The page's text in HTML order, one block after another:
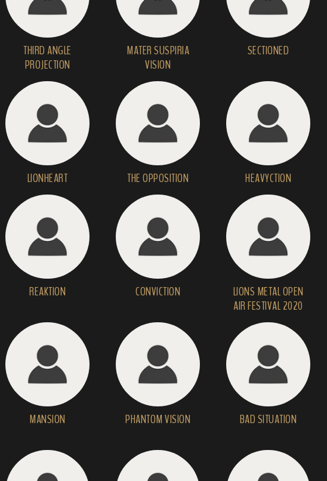
THIRD ANGLE
PROJECTION
MATER SUSPIRIA
VISION
SECTIONED
LIONHEART THE OPPOSITION HEAVYCTION
REAKTION CONVICTION
LIONS METAL OPEN
AIR FESTIVAL 2020
MANSION PHANTOM VISION BAD SITUATION